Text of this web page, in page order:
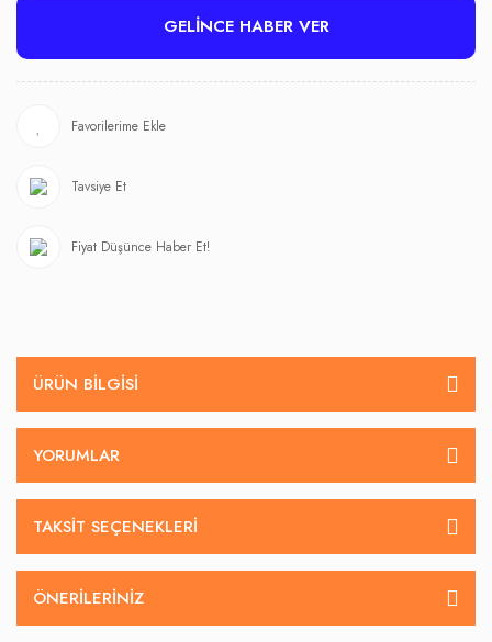
GELİNCE HABER VER
Tavsiye Et
Fiyat Düşünce Haber Et!
ÜRÜN BILGISI
YORUMLAR
TAKSIT SEÇENEKLERI
ÖNERILERINIZ